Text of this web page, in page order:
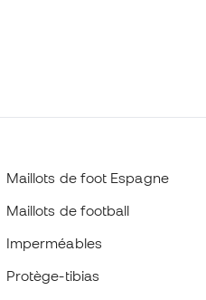
Maillots de foot Espagne
Maillots de football
Imperméables
Protège-tibias